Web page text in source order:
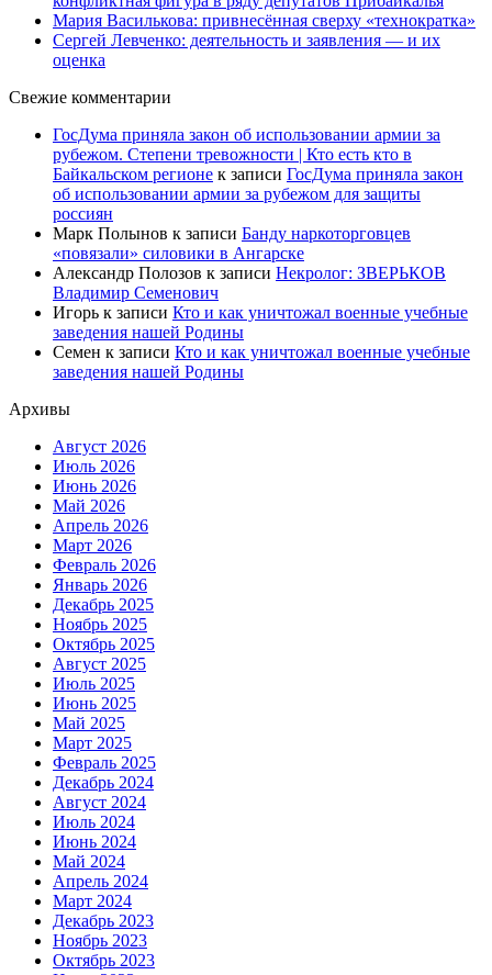
Мария Василькова: привнесённая сверху «технократка»
Сергей Левченко: деятельность и заявления — и их
оценка
Свежие комментарии
ГосДума приняла закон об использовании армии за
рубежом. Степени тревожности | Кто есть кто в
Байкальском регионе к записи ГосДума приняла закон
об использовании армии за рубежом для защиты
россиян
Марк Полынов к записи Банду наркоторговцев
«повязали» силовики в Ангарске
Александр Полозов к записи Некролог: ЗВЕРЬКОВ
Владимир Семенович
Игорь к записи Кто и как уничтожал военные учебные
заведения нашей Родины
Семен к записи Кто и как уничтожал военные учебные
заведения нашей Родины
Архивы
Август 2026
Июль 2026
Июнь 2026
Май 2026
Апрель 2026
Март 2026
Февраль 2026
Январь 2026
Декабрь 2025
Ноябрь 2025
Октябрь 2025
Август 2025
Июль 2025
Июнь 2025
Май 2025
Март 2025
Февраль 2025
Декабрь 2024
Август 2024
Июль 2024
Июнь 2024
Май 2024
Апрель 2024
Март 2024
Декабрь 2023
Ноябрь 2023
Октябрь 2023